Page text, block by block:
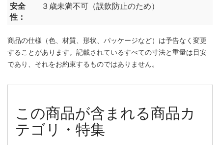
安全
性：
３歳未満不可（誤飲防止のため）
商品の仕様（色、材質、形状、パッケージなど）は予告なく変更
することがあります。記載されているすべての寸法と重量は目安
であり、それをお約束するものではありません。
この商品が含まれる商品カ
テゴリ・特集